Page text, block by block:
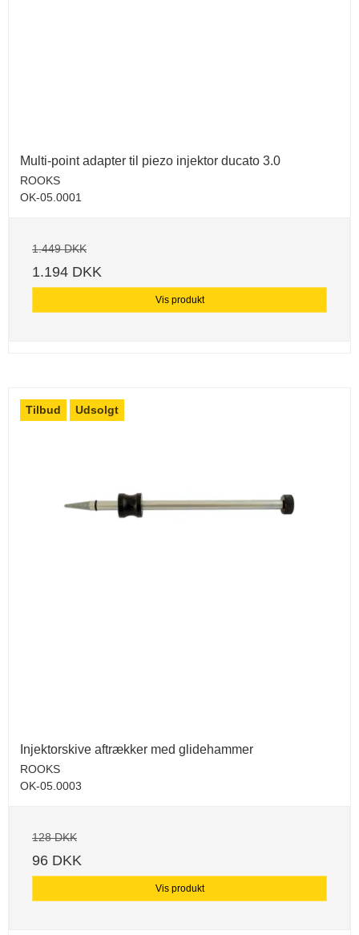
Multi-point adapter til piezo injektor ducato 3.0
ROOKS
OK-05.0001
1.449 DKK
1.194 DKK
Vis produkt
Tilbud Udsolgt
Injektorskive aftrækker med glidehammer
ROOKS
OK-05.0003
128 DKK
96 DKK
Vis produkt